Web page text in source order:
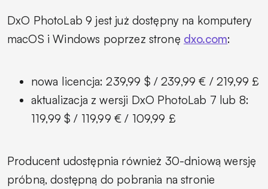
DxO PhotoLab 9 jest już dostępny na komputery
macOS i Windows poprzez stronę dxo.com:
nowa licencja: 239,99 $ / 239,99 € / 219,99 £
aktualizacja z wersji DxO PhotoLab 7 lub 8:
119,99 $ / 119,99 € / 109,99 £
Producent udostępnia również 30-dniową wersję
próbną, dostępną do pobrania na stronie